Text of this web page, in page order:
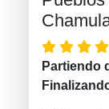
Partiendo